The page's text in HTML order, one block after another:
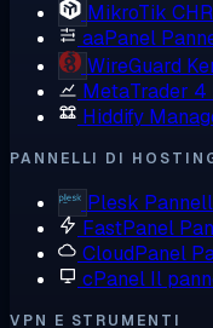
MikroTik CHR
aaPanel
WireGuard
MetaTrader 4
Hiddify
PANNELLI DI
Plesk
FastPanel
CloudPanel
cPanel Il
VPN E STRUMENTI